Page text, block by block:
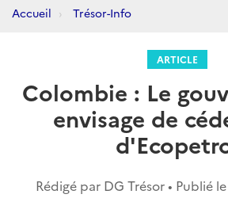
Accueil Trésor-Info
ARTICLE
Colombie : Le
envisage de
Rédigé par DG Trésor • Publié le